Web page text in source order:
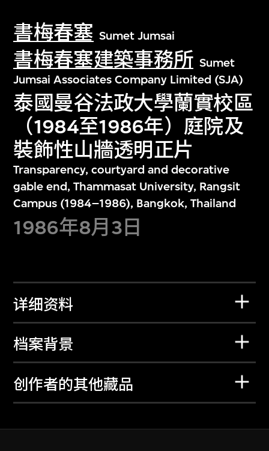
書梅春塞 Sumet Jumsai
書梅春塞建築事務所 Sumet
Jumsai Associates Company Limited (SJA)
泰國曼谷法政大學蘭實校區
（1984至1986年）庭院及
裝飾性山牆透明正片
Transparency, courtyard and decorative
gable end, Thammasat University, Rangsit
Campus (1984–1986), Bangkok, Thailand
1986年8月3日
详细资料
档案背景
创作者的其他藏品
文化藏品。